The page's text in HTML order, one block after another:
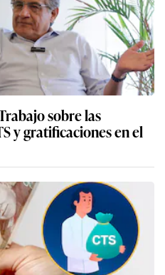
sobre las
y gratificaciones en el